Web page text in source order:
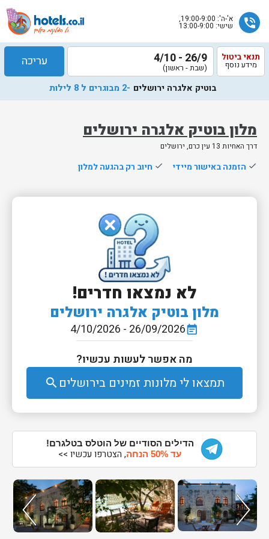
phone_in_talk א'-ה': 19:00-9:00,
שישי: 13:00-9:00
מלון בוטיק אלגרה ירושלים
דרך האחיות 13 עין כרם, ירושלים
תנאי ביטול
מידע נוסף 26/9 - 4/10
(שבת - ראשון) עריכה
בוטיק אלגרה ירושלים -2 מבוגרים ל 8 לילות
done הזמנה באישור מיידי done חיוב רק בהגעה למלון
לא נמצאו חדרים!
מלון בוטיק אלגרה ירושלים
event_note
26/09/2026 - 4/10/2026
מה אפשר לעשות עכשיו?
תמצאו לי מלונות זמינים בירושלים search
הדילים הסודיים של הוטלס בטלגרם!
עד 50% הנחה
, הצטרפו עכשיו >>
שלח